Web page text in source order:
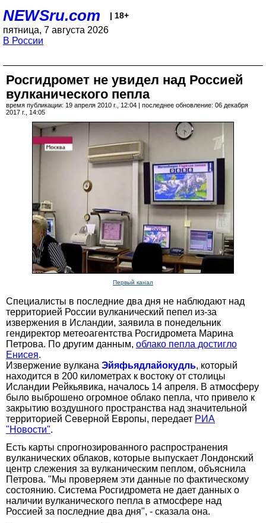
NEWSru.com | 18+
пятница, 7 августа 2026
В России
Росгидромет не увидел над Россией
вулканического пепла
время публикации: 19 апреля 2010 г., 12:04 | последнее обновление: 06 декабря
2017 г., 14:05
Первый канал
Специалисты в последние два дня не наблюдают над
территорией России вулканический пепел из-за
извержения в Исландии, заявила в понедельник
гендиректор метеоагентства Росгидромета Марина
Петрова. По другим данным, облако пепла достигло
Енисея.
Извержение вулкана Эйяфьядлайокудль, который
находится в 200 километрах к востоку от столицы
Исландии Рейкьявика, началось 14 апреля. В атмосферу
было выброшено огромное облако пепла, что привело к
закрытию воздушного пространства над значительной
территорией Северной Европы, передает РИА
"Новости".
Есть карты спрогнозированного распространения
вулканических облаков, которые выпускает Лондонский
центр слежения за вулканическим пеплом, объяснила
Петрова. "Мы проверяем эти данные по фактическому
состоянию. Система Росгидромета не дает данных о
наличии вулканического пепла в атмосфере над
Россией за последние два дня", - сказала она.